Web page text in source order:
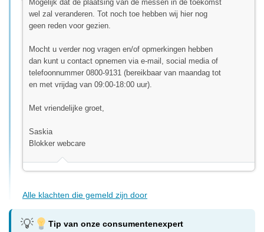
Mogelijk dat de plaatsing van de messen in de toekomst
wel zal veranderen. Tot noch toe hebben wij hier nog
geen reden voor gezien.
Mocht u verder nog vragen en/of opmerkingen hebben
dan kunt u contact opnemen via e-mail, social media of
telefoonnummer 0800-9131 (bereikbaar van maandag tot
en met vrijdag van 09:00-18:00 uur).
Met vriendelijke groet,
Saskia
Blokker webcare
Alle klachten die gemeld zijn door
Tip van onze consumentenexpert